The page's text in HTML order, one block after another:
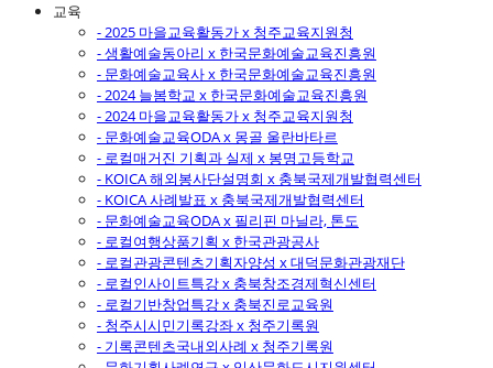
교육
- 2025 마을교육활동가 x 청주교육지원청
- 생활예술동아리 x 한국문화예술교육진흥원
- 문화예술교육사 x 한국문화예술교육진흥원
- 2024 늘봄학교 x 한국문화예술교육진흥원
- 2024 마을교육활동가 x 청주교육지원청
- 문화예술교육ODA x 몽골 울란바타르
- 로컬매거진 기획과 실제 x 봉명고등학교
- KOICA 해외봉사단설명회 x 충북국제개발협력센터
- KOICA 사례발표 x 충북국제개발협력센터
- 문화예술교육ODA x 필리핀 마닐라, 톤도
- 로컬여행상품기획 x 한국관광공사
- 로컬관광콘텐츠기획자양성 x 대덕문화관광재단
- 로컬인사이트특강 x 충북창조경제혁신센터
- 로컬기반창업특강 x 충북진로교육원
- 청주시시민기록강좌 x 청주기록원
- 기록콘텐츠국내외사례 x 청주기록원